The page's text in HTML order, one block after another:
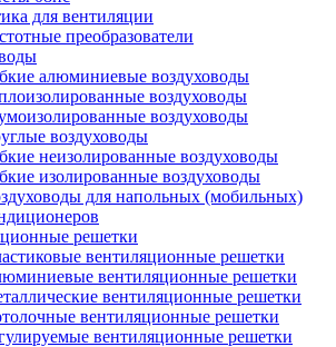
для вентиляции
преобразователи
алюминиевые воздуховоды
воздуховоды
воздуховоды
воздуховоды
неизолированные воздуховоды
изолированные воздуховоды
для напольных (мобильных)
решетки
вентиляционные решетки
вентиляционные решетки
вентиляционные решетки
вентиляционные решетки
вентиляционные решетки